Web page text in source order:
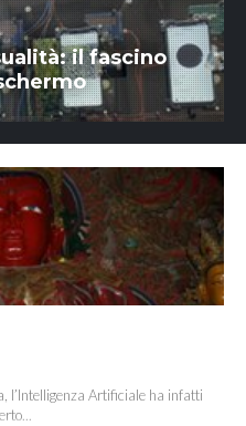
il fascino
l’Intelligenza Artificiale ha infatti